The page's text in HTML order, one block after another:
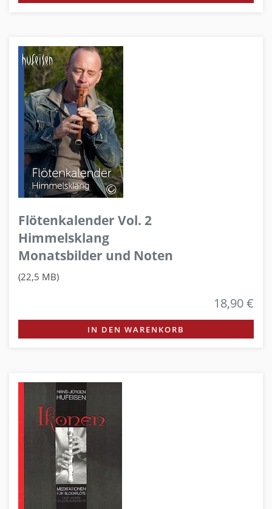
Flötenkalender Vol. 2
Himmelsklang
Monatsbilder und Noten
(22,5 MB)
18,90 €
IN DEN WARENKORB